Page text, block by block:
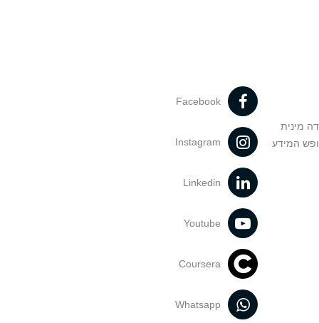
מינית
המידע
Facebook
Instagram
Linkedin
Youtube
Coursera
Whatsapp